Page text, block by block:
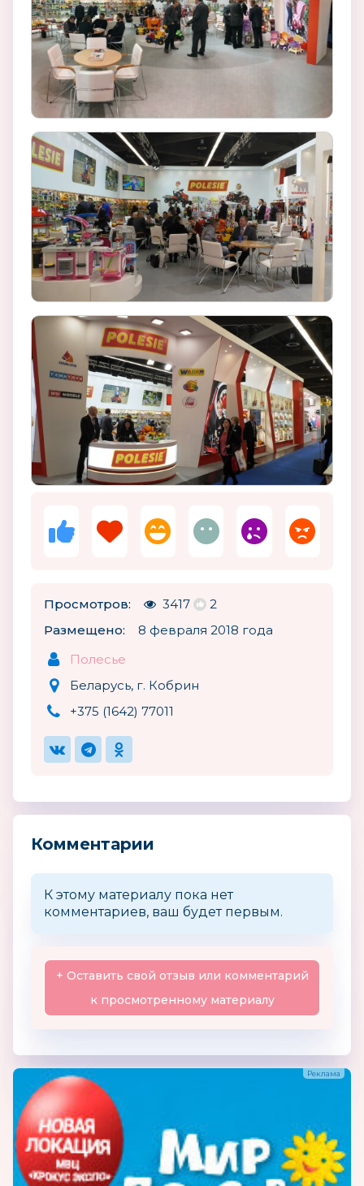
Просмотров: 3417
2
Размещено:
8 февраля 2018 года
Полесье
Беларусь, г. Кобрин
+375 (1642) 77011
Комментарии
К этому материалу пока нет
комментариев, ваш будет первым.
+ Оставить свой отзыв или комментарий
к просмотренному материалу